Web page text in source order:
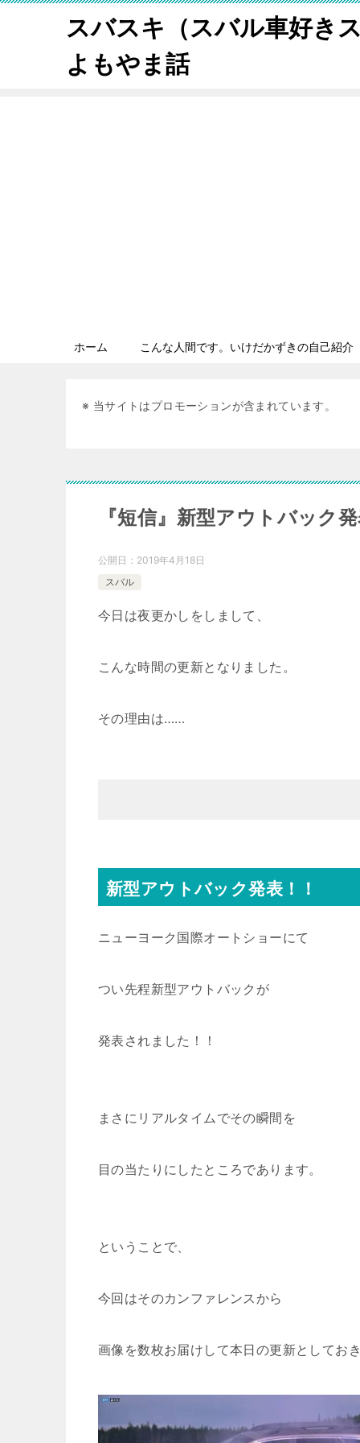
スバスキ（スバル車好き
よもやま話
ホーム こんな人間です。いけだかずきの自己紹介
※ 当サイトはプロモーションが含まれています。
『短信』新型アウトバック
公開日： 2019年4月18日
スバル
今日は夜更かしをしまして、
こんな時間の更新となりました。
その理由は……
新型アウトバック発表！！
ニューヨーク国際オートショーにて
つい先程新型アウトバックが
発表されました！！
まさにリアルタイムでその瞬間を
目の当たりにしたところであります。
ということで、
今回はそのカンファレンスから
画像を数枚お届けして本日の更新としてお